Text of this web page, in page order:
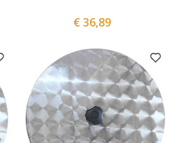
€ 36,89